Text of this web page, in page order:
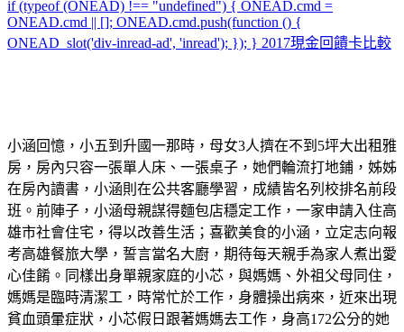
if (typeof (ONEAD) !== "undefined") { ONEAD.cmd =
ONEAD.cmd || []; ONEAD.cmd.push(function () {
ONEAD_slot('div-inread-ad', 'inread'); }); } 2017現金回饋卡比較
小涵回憶，小五到升國一那時，母女3人擠在不到5坪大出租雅
房，房內只容一張單人床、一張桌子，她們輪流打地鋪，姊姊
在房內讀書，小涵則在公共客廳學習，成績皆名列校排名前段
班。前陣子，小涵母親謀得麵包店穩定工作，一家申請入住高
雄市社會住宅，得以改善生活；喜歡美食的小涵，立定志向報
考高雄餐旅大學，誓言當名大廚，期待每天親手為家人煮出愛
心佳餚。同樣出身單親家庭的小芯，與媽媽、外祖父母同住，
媽媽是臨時清潔工，時常忙於工作，身體操出病來，近來出現
貧血頭暈症狀，小芯假日跟著媽媽去工作，身高172公分的她